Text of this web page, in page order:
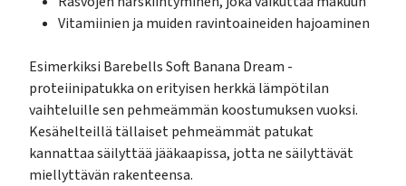
Vitamiinien ja muiden ravintoaineiden hajoaminen
Esimerkiksi Barebells Soft Banana Dream -
proteiinipatukka on erityisen herkkä lämpötilan
vaihteluille sen pehmeämmän koostumuksen vuoksi.
Kesähelteillä tällaiset pehmeämmät patukat
kannattaa säilyttää jääkaapissa, jotta ne säilyttävät
miellyttävän rakenteensa.